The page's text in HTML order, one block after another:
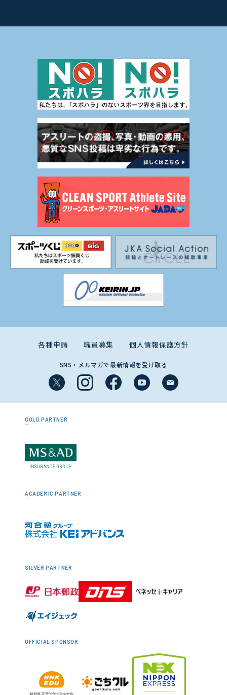
各種申請 職員募集 個人情報保護方針
SNS・メルマガで最新情報を受け取る
GOLD PARTNER
ACADEMIC PARTNER
SILVER PARTNER
OFFICIAL SPONSOR